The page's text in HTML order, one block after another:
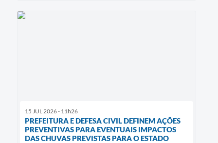
15 JUL 2026 - 11h26
PREFEITURA E DEFESA CIVIL DEFINEM AÇÕES
PREVENTIVAS PARA EVENTUAIS IMPACTOS
DAS CHUVAS PREVISTAS PARA O ESTADO